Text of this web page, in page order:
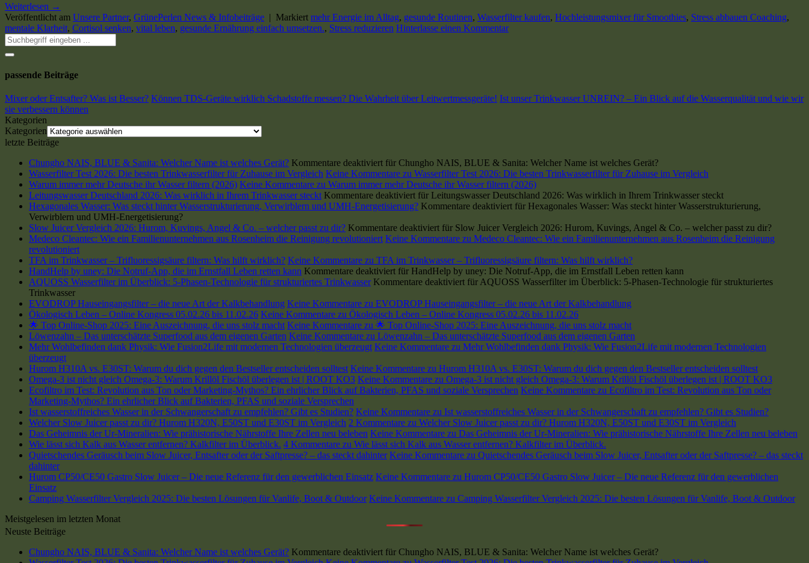
Weiterlesen →
Veröffentlicht am Unsere Partner, GrünePerlen News & Infobeiträge | Markiert mehr Energie im Alltag, gesunde Routinen, Wasserfilter kaufen, Hochleistungsmixer für Smoothies, Stress abbauen Coaching,
mentale Klarheit, Cortisol senken, vital leben, gesunde Ernährung einfach umsetzen., Stress reduzieren Hinterlasse einen Kommentar
passende Beiträge
Mixer oder Entsafter? Was ist Besser? Können TDS-Geräte wirklich Schadstoffe messen? Die Wahrheit über Leitwertmessgeräte! Ist unser Trinkwasser UNREIN? – Ein Blick auf die Wasserqualität und wie wir
sie verbessern können
Kategorien
Kategorien
letzte Beiträge
Chungho NAIS, BLUE & Sanita: Welcher Name ist welches Gerät? Kommentare deaktiviert für Chungho NAIS, BLUE & Sanita: Welcher Name ist welches Gerät?
Wasserfilter Test 2026: Die besten Trinkwasserfilter für Zuhause im Vergleich Keine Kommentare zu Wasserfilter Test 2026: Die besten Trinkwasserfilter für Zuhause im Vergleich
Warum immer mehr Deutsche ihr Wasser filtern (2026) Keine Kommentare zu Warum immer mehr Deutsche ihr Wasser filtern (2026)
Leitungswasser Deutschland 2026: Was wirklich in Ihrem Trinkwasser steckt Kommentare deaktiviert für Leitungswasser Deutschland 2026: Was wirklich in Ihrem Trinkwasser steckt
Hexagonales Wasser: Was steckt hinter Wasserstrukturierung, Verwirblern und UMH-Energetisierung? Kommentare deaktiviert für Hexagonales Wasser: Was steckt hinter Wasserstrukturierung,
Verwirblern und UMH-Energetisierung?
Slow Juicer Vergleich 2026: Hurom, Kuvings, Angel & Co. – welcher passt zu dir? Kommentare deaktiviert für Slow Juicer Vergleich 2026: Hurom, Kuvings, Angel & Co. – welcher passt zu dir?
Medeco Cleantec: Wie ein Familienunternehmen aus Rosenheim die Reinigung revolutioniert Keine Kommentare zu Medeco Cleantec: Wie ein Familienunternehmen aus Rosenheim die Reinigung
revolutioniert
TFA im Trinkwasser – Trifluoressigsäure filtern: Was hilft wirklich? Keine Kommentare zu TFA im Trinkwasser – Trifluoressigsäure filtern: Was hilft wirklich?
HandHelp by uney: Die Notruf-App, die im Ernstfall Leben retten kann Kommentare deaktiviert für HandHelp by uney: Die Notruf-App, die im Ernstfall Leben retten kann
AQUOSS Wasserfilter im Überblick: 5-Phasen-Technologie für strukturiertes Trinkwasser Kommentare deaktiviert für AQUOSS Wasserfilter im Überblick: 5-Phasen-Technologie für strukturiertes
Trinkwasser
EVODROP Hauseingangsfilter – die neue Art der Kalkbehandlung Keine Kommentare zu EVODROP Hauseingangsfilter – die neue Art der Kalkbehandlung
Ökologisch Leben – Online Kongress 05.02.26 bis 11.02.26 Keine Kommentare zu Ökologisch Leben – Online Kongress 05.02.26 bis 11.02.26
🌟 Top Online-Shop 2025: Eine Auszeichnung, die uns stolz macht Keine Kommentare zu 🌟 Top Online-Shop 2025: Eine Auszeichnung, die uns stolz macht
Löwenzahn – Das unterschätzte Superfood aus dem eigenen Garten Keine Kommentare zu Löwenzahn – Das unterschätzte Superfood aus dem eigenen Garten
Mehr Wohlbefinden dank Physik: Wie Fusion2Life mit modernen Technologien überzeugt Keine Kommentare zu Mehr Wohlbefinden dank Physik: Wie Fusion2Life mit modernen Technologien
überzeugt
Hurom H310A vs. E30ST: Warum du dich gegen den Bestseller entscheiden solltest Keine Kommentare zu Hurom H310A vs. E30ST: Warum du dich gegen den Bestseller entscheiden solltest
Omega-3 ist nicht gleich Omega-3: Warum Krillöl Fischöl überlegen ist | ROOT KO3 Keine Kommentare zu Omega-3 ist nicht gleich Omega-3: Warum Krillöl Fischöl überlegen ist | ROOT KO3
Ecofiltro im Test: Revolution aus Ton oder Marketing-Mythos? Ein ehrlicher Blick auf Bakterien, PFAS und soziale Versprechen Keine Kommentare zu Ecofiltro im Test: Revolution aus Ton oder
Marketing-Mythos? Ein ehrlicher Blick auf Bakterien, PFAS und soziale Versprechen
Ist wasserstoffreiches Wasser in der Schwangerschaft zu empfehlen? Gibt es Studien? Keine Kommentare zu Ist wasserstoffreiches Wasser in der Schwangerschaft zu empfehlen? Gibt es Studien?
Welcher Slow Juicer passt zu dir? Hurom H320N, E50ST und E30ST im Vergleich 2 Kommentare zu Welcher Slow Juicer passt zu dir? Hurom H320N, E50ST und E30ST im Vergleich
Das Geheimnis der Ur-Mineralien: Wie prähistorische Nährstoffe Ihre Zellen neu beleben Keine Kommentare zu Das Geheimnis der Ur-Mineralien: Wie prähistorische Nährstoffe Ihre Zellen neu beleben
Wie lässt sich Kalk aus Wasser entfernen? Kalkfilter im Überblick. 4 Kommentare zu Wie lässt sich Kalk aus Wasser entfernen? Kalkfilter im Überblick.
Quietschendes Geräusch beim Slow Juicer, Entsafter oder der Saftpresse? – das steckt dahinter Keine Kommentare zu Quietschendes Geräusch beim Slow Juicer, Entsafter oder der Saftpresse? – das steckt
dahinter
Hurom CP50/CE50 Gastro Slow Juicer – Die neue Referenz für den gewerblichen Einsatz Keine Kommentare zu Hurom CP50/CE50 Gastro Slow Juicer – Die neue Referenz für den gewerblichen
Einsatz
Camping Wasserfilter Vergleich 2025: Die besten Lösungen für Vanlife, Boot & Outdoor Keine Kommentare zu Camping Wasserfilter Vergleich 2025: Die besten Lösungen für Vanlife, Boot & Outdoor
Meistgelesen im letzten Monat
Neuste Beiträge
Chungho NAIS, BLUE & Sanita: Welcher Name ist welches Gerät? Kommentare deaktiviert für Chungho NAIS, BLUE & Sanita: Welcher Name ist welches Gerät?